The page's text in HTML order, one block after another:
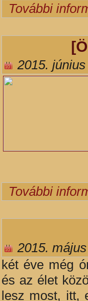
További
2015.
További
2015.
két éve még
és az élet
lesz most, itt,